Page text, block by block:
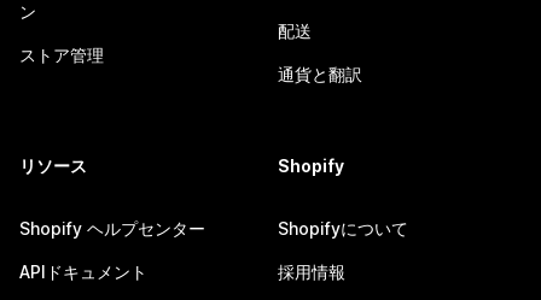
ン
ストア管理
配送
通貨と翻訳
リソース
Shopify ヘルプセンター
APIドキュメント
Shopify
Shopifyについて
採用情報